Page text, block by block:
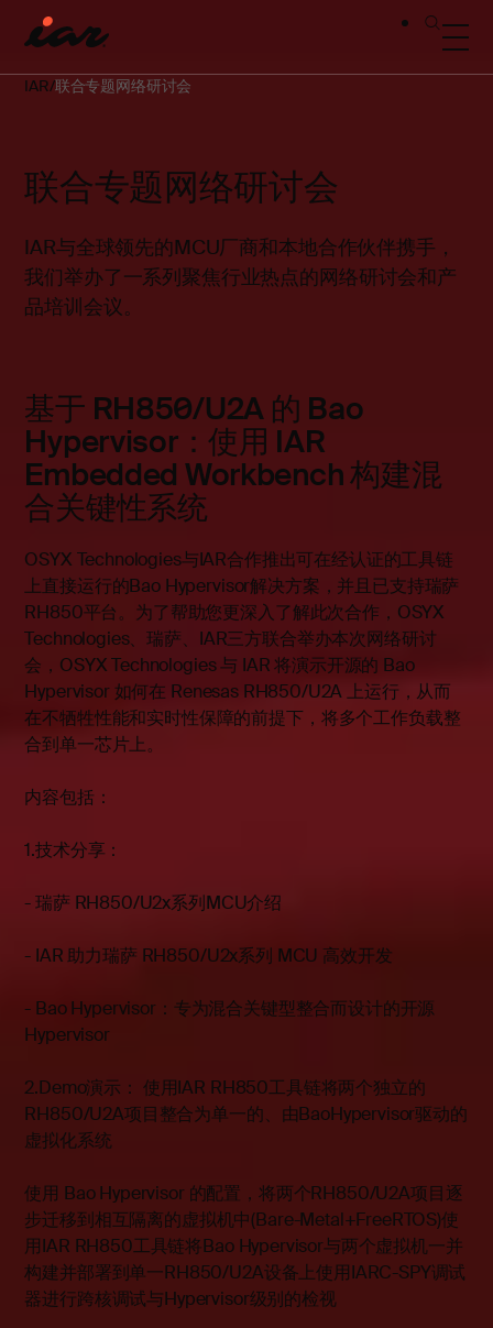
IAR 联合专题网络研讨会
联合专题网络研讨会
IAR与全球领先的MCU厂商和本地合作伙伴携手，
我们举办了一系列聚焦行业热点的网络研讨会和产
品培训会议。
基于 RH850/U2A 的 Bao
Hypervisor：使用 IAR
Embedded Workbench 构建混
合关键性系统
OSYX Technologies与IAR合作推出可在经认证的工具链
上直接运行的Bao Hypervisor解决方案，并且已支持瑞萨
RH850平台。为了帮助您更深入了解此次合作，OSYX
Technologies、瑞萨、IAR三方联合举办本次网络研讨
会，OSYX Technologies 与 IAR 将演示开源的 Bao
Hypervisor 如何在 Renesas RH850/U2A 上运行，从而
在不牺牲性能和实时性保障的前提下，将多个工作负载整
合到单一芯片上。
内容包括：
1.技术分享：
- 瑞萨 RH850/U2x系列MCU介绍
- IAR 助力瑞萨 RH850/U2x系列 MCU 高效开发
- Bao Hypervisor：专为混合关键型整合而设计的开源
Hypervisor
2.Demo演示： 使用IAR RH850工具链将两个独立的
RH850/U2A项目整合为单一的、由BaoHypervisor驱动的
虚拟化系统
使用 Bao Hypervisor 的配置，将两个RH850/U2A项目逐
步迁移到相互隔离的虚拟机中(Bare-Metal+FreeRTOS)使
用IAR RH850工具链将Bao Hypervisor与两个虚拟机一并
构建并部署到单一RH850/U2A设备上使用IARC-SPY调试
器进行跨核调试与Hypervisor级别的检视